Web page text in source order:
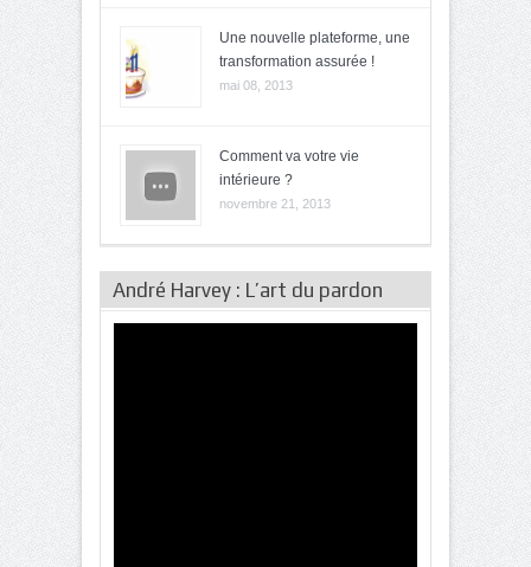
Une nouvelle plateforme, une
transformation assurée !
mai 08, 2013
Comment va votre vie
intérieure ?
novembre 21, 2013
André Harvey : L’art du pardon